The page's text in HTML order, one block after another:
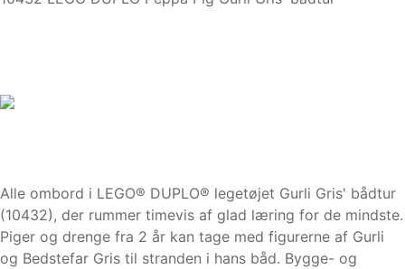
Alle ombord i LEGO® DUPLO® legetøjet Gurli Gris' bådtur
(10432), der rummer timevis af glad læring for de mindste.
Piger og drenge fra 2 år kan tage med figurerne af Gurli
og Bedstefar Gris til stranden i hans båd. Bygge- og